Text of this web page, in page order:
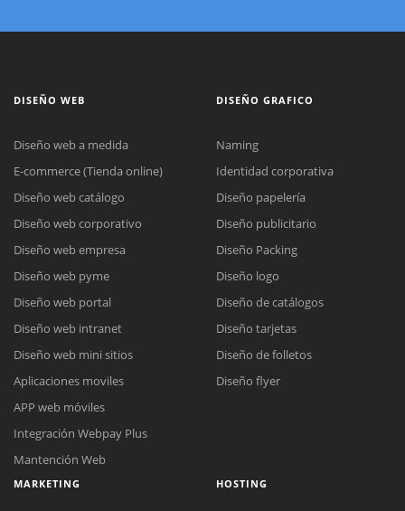
DISEÑO WEB
Diseño web a medida
E-commerce (Tienda online)
Diseño web catálogo
Diseño web corporativo
Diseño web empresa
Diseño web pyme
Diseño web portal
Diseño web intranet
Diseño web mini sitios
Aplicaciones moviles
APP web móviles
Integración Webpay Plus
Mantención Web
DISEÑO GRAFICO
Naming
Identidad corporativa
Diseño papelería
Diseño publicitario
Diseño Packing
Diseño logo
Diseño de catálogos
Diseño tarjetas
Diseño de folletos
Diseño flyer
MARKETING HOSTING